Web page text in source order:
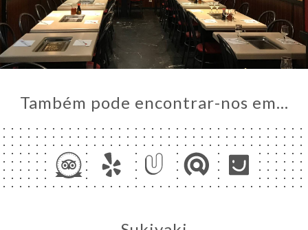
Também pode encontrar-nos em…